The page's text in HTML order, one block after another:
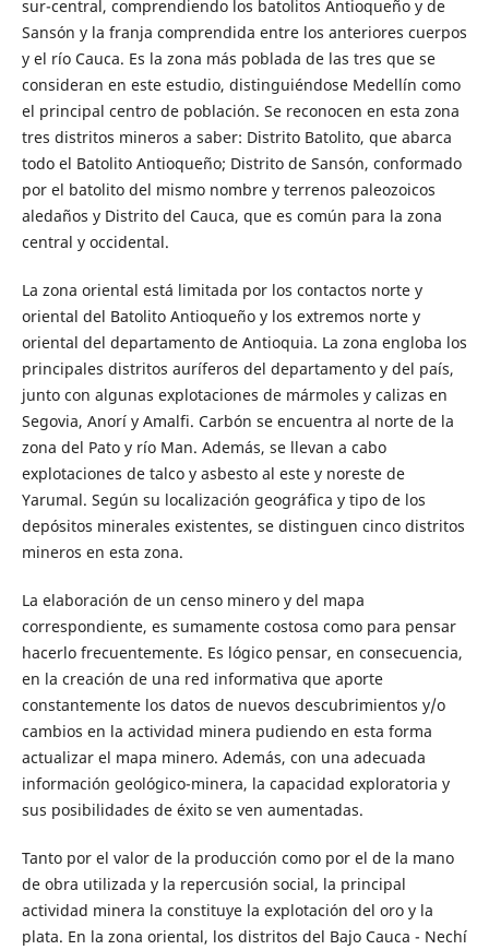
sur-central, comprendiendo los batolitos Antioqueño y de
Sansón y la franja comprendida entre los anteriores cuerpos
y el río Cauca. Es la zona más poblada de las tres que se
consideran en este estudio, distinguiéndose Medellín como
el principal centro de población. Se reconocen en esta zona
tres distritos mineros a saber: Distrito Batolito, que abarca
todo el Batolito Antioqueño; Distrito de Sansón, conformado
por el batolito del mismo nombre y terrenos paleozoicos
aledaños y Distrito del Cauca, que es común para la zona
central y occidental.
La zona oriental está limitada por los contactos norte y
oriental del Batolito Antioqueño y los extremos norte y
oriental del departamento de Antioquia. La zona engloba los
principales distritos auríferos del departamento y del país,
junto con algunas explotaciones de mármoles y calizas en
Segovia, Anorí y Amalfi. Carbón se encuentra al norte de la
zona del Pato y río Man. Además, se llevan a cabo
explotaciones de talco y asbesto al este y noreste de
Yarumal. Según su localización geográfica y tipo de los
depósitos minerales existentes, se distinguen cinco distritos
mineros en esta zona.
La elaboración de un censo minero y del mapa
correspondiente, es sumamente costosa como para pensar
hacerlo frecuentemente. Es lógico pensar, en consecuencia,
en la creación de una red informativa que aporte
constantemente los datos de nuevos descubrimientos y/o
cambios en la actividad minera pudiendo en esta forma
actualizar el mapa minero. Además, con una adecuada
información geológico-minera, la capacidad exploratoria y
sus posibilidades de éxito se ven aumentadas.
Tanto por el valor de la producción como por el de la mano
de obra utilizada y la repercusión social, la principal
actividad minera la constituye la explotación del oro y la
plata. En la zona oriental, los distritos del Bajo Cauca - Nechí